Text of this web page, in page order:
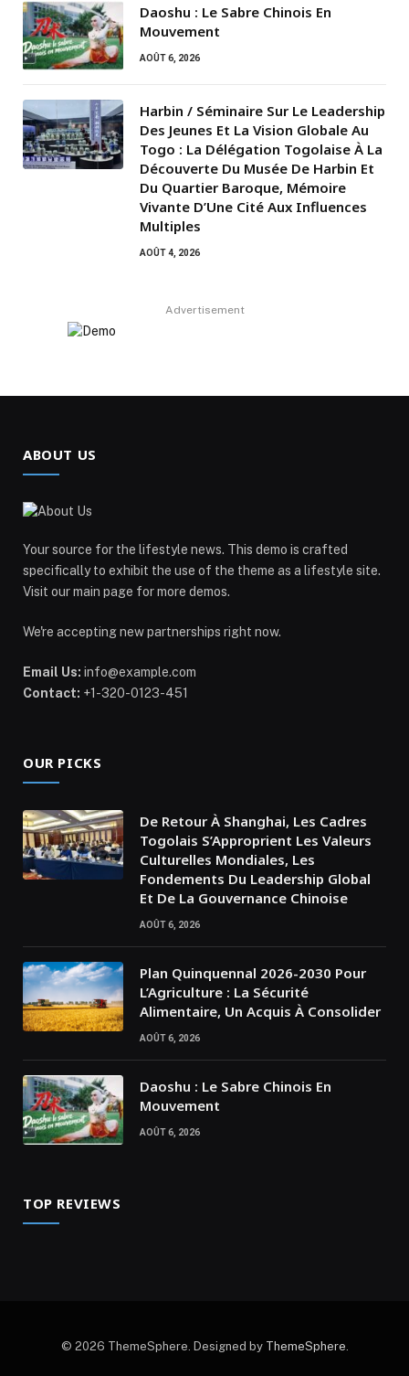
Daoshu : Le Sabre Chinois En
Mouvement
AOÛT 6, 2026
Harbin / Séminaire Sur Le Leadership
Des Jeunes Et La Vision Globale Au
Togo : La Délégation Togolaise À La
Découverte Du Musée De Harbin Et
Du Quartier Baroque, Mémoire
Vivante D’Une Cité Aux Influences
Multiples
AOÛT 4, 2026
Advertisement
ABOUT US
Your source for the lifestyle news. This demo is crafted
specifically to exhibit the use of the theme as a lifestyle site.
Visit our main page for more demos.
We're accepting new partnerships right now.
Email Us: info@example.com
Contact: +1-320-0123-451
OUR PICKS
De Retour À Shanghai, Les Cadres
Togolais S’Approprient Les Valeurs
Culturelles Mondiales, Les
Fondements Du Leadership Global
Et De La Gouvernance Chinoise
AOÛT 6, 2026
Plan Quinquennal 2026-2030 Pour
L’Agriculture : La Sécurité
Alimentaire, Un Acquis À Consolider
AOÛT 6, 2026
Daoshu : Le Sabre Chinois En
Mouvement
AOÛT 6, 2026
TOP REVIEWS
© 2026 ThemeSphere. Designed by ThemeSphere.